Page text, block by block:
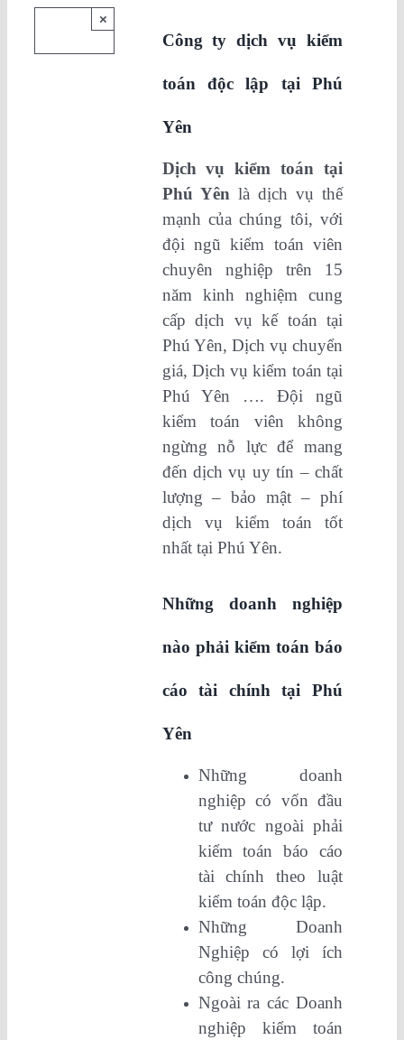
Công ty dịch vụ kiểm
toán độc lập tại Phú
Yên
Dịch vụ kiểm toán tại
Phú Yên là dịch vụ thế
mạnh của chúng tôi, với
đội ngũ kiểm toán viên
chuyên nghiệp trên 15
năm kinh nghiệm cung
cấp dịch vụ kế toán tại
Phú Yên, Dịch vụ chuyển
giá, Dịch vụ kiểm toán tại
Phú Yên …. Đội ngũ
kiểm toán viên không
ngừng nỗ lực để mang
đến dịch vụ uy tín – chất
lượng – bảo mật – phí
dịch vụ kiểm toán tốt
nhất tại Phú Yên.
Những doanh nghiệp
nào phải kiểm toán báo
cáo tài chính tại Phú
Yên
Những doanh
nghiệp có vốn đầu
tư nước ngoài phải
kiểm toán báo cáo
tài chính theo luật
kiểm toán độc lập.
Những Doanh
Nghiệp có lợi ích
công chúng.
Ngoài ra các Doanh
nghiệp kiểm toán
×